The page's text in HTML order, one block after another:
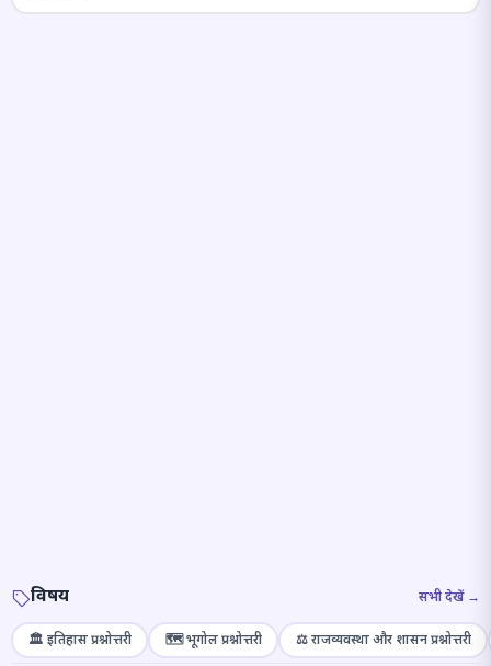
विषय सभी देखें →
🏛️ इतिहास प्रश्नोत्तरी 🗺️ भूगोल प्रश्नोत्तरी ⚖️ राजव्यवस्था और शासन प्रश्नोत्तरी